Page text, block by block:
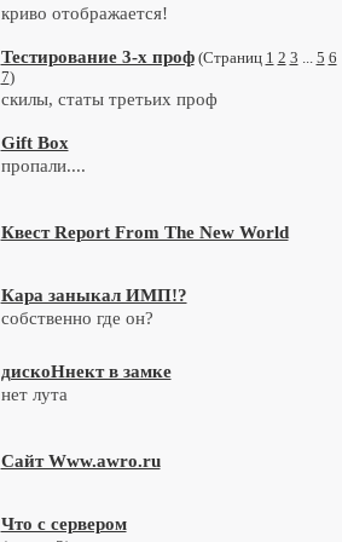
криво отображается!
Тестирование 3-х проф (Страниц 1 2 3 ... 5 6
7)
скилы, статы третьих проф
Gift Box
пропали....
Квест Report From The New World
Кара заныкал ИМП!?
собственно где он?
дискоНнект в замке
нет лута
Сайт Www.awro.ru
Что с сервером